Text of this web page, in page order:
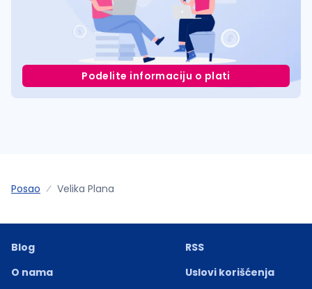
Podelite informaciju o plati
Posao Velika Plana
Blog
O nama
RSS
Uslovi korišćenja